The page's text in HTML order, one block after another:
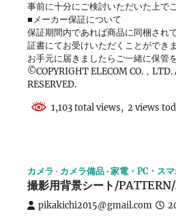
事前に十分にご検討いただいた上で
■メーカー保証について
保証期間内であれば商品に同梱され
証書にてお受けいただくことができま
お手元に届きましたらご一緒に保管
©COPYRIGHT ELECOM CO.，
RESERVED.
1,103 total views, 2 views
カメラ カメラ備品 家電・PC・ス
撮影用背景シート/
pikakichi2015@gmail.com